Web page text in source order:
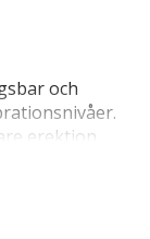
och
erektion.